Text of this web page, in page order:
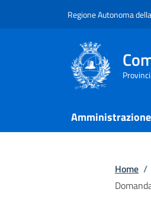
Regione Autonoma
Amministrazione
Home /